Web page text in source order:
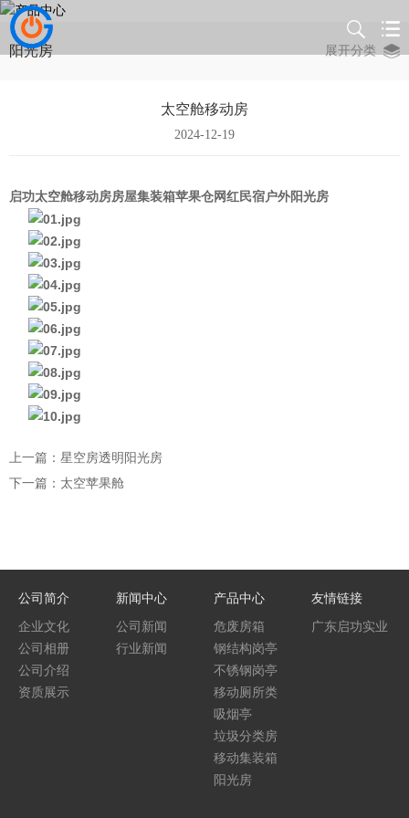
阳光房 展开分类
太空舱移动房
2024-12-19
启功太空舱移动房房屋集装箱苹果仓网红民宿户外阳光房
上一篇：星空房透明阳光房
下一篇：太空苹果舱
公司简介
企业文化
公司相册
公司介绍
资质展示
新闻中心
公司新闻
行业新闻
产品中心
危废房箱
钢结构岗亭
不锈钢岗亭
移动厕所类
吸烟亭
垃圾分类房
移动集装箱
阳光房
友情链接
广东启功实业